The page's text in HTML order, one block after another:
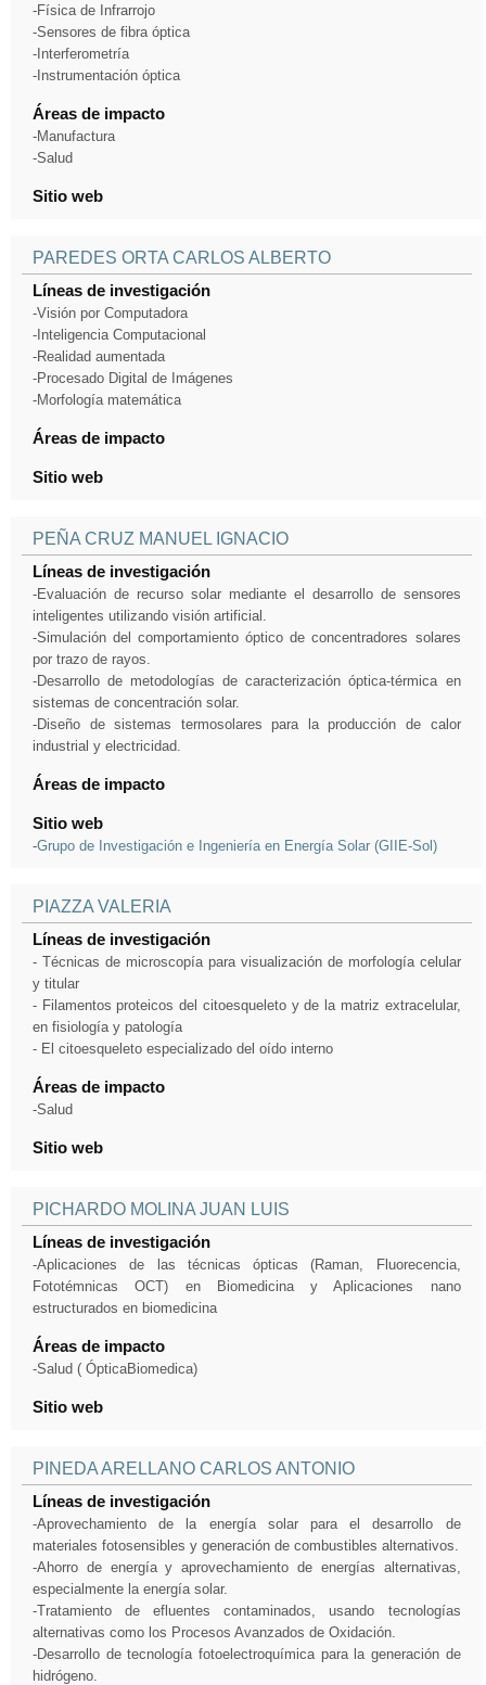
-Física de Infrarrojo
-Sensores de fibra óptica
-Interferometría
-Instrumentación óptica
Áreas de impacto
-Manufactura
-Salud
Sitio web
PAREDES ORTA CARLOS ALBERTO
Líneas de investigación
-Visión por Computadora
-Inteligencia Computacional
-Realidad aumentada
-Procesado Digital de Imágenes
-Morfología matemática
Áreas de impacto
Sitio web
PEÑA CRUZ MANUEL IGNACIO
Líneas de investigación
-Evaluación de recurso solar mediante el desarrollo de sensores
inteligentes utilizando visión artificial.
-Simulación del comportamiento óptico de concentradores solares
por trazo de rayos.
-Desarrollo de metodologías de caracterización óptica-térmica en
sistemas de concentración solar.
-Diseño de sistemas termosolares para la producción de calor
industrial y electricidad.
Áreas de impacto
Sitio web
-Grupo de Investigación e Ingeniería en Energía Solar (GIIE-Sol)
PIAZZA VALERIA
Líneas de investigación
- Técnicas de microscopía para visualización de morfología celular
y titular
- Filamentos proteicos del citoesqueleto y de la matriz extracelular,
en fisiología y patología
- El citoesqueleto especializado del oído interno
Áreas de impacto
-Salud
Sitio web
PICHARDO MOLINA JUAN LUIS
Líneas de investigación
-Aplicaciones de las técnicas ópticas (Raman, Fluorecencia,
Fototémnicas OCT) en Biomedicina y Aplicaciones nano
estructurados en biomedicina
Áreas de impacto
-Salud ( ÓpticaBiomedica)
Sitio web
PINEDA ARELLANO CARLOS ANTONIO
Líneas de investigación
-Aprovechamiento de la energía solar para el desarrollo de
materiales fotosensibles y generación de combustibles alternativos.
-Ahorro de energía y aprovechamiento de energías alternativas,
especialmente la energía solar.
-Tratamiento de efluentes contaminados, usando tecnologías
alternativas como los Procesos Avanzados de Oxidación.
-Desarrollo de tecnología fotoelectroquímica para la generación de
hidrógeno.